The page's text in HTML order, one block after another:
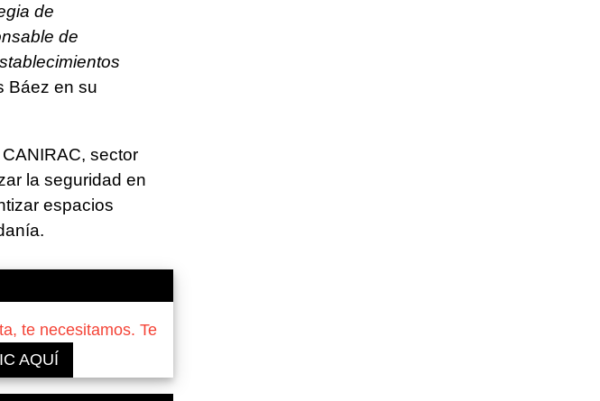
de
de
Báez en su
sector
la seguridad en
espacios
te necesitamos. Te
AQUÍ